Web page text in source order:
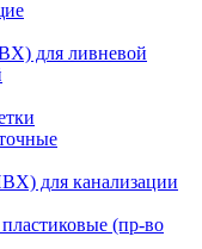
для ливневой
для канализации
(пр-во